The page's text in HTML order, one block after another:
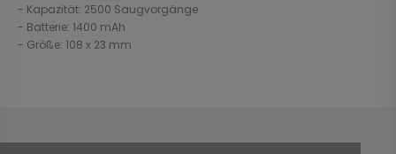
- Kapazität: 2500 Saugvorgänge
- Batterie: 1400 mAh
- Größe: 108 x 23 mm